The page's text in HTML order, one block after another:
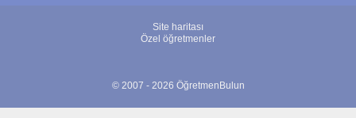
Site haritası
Özel öğretmenler
© 2007 - 2026 ÖğretmenBulun